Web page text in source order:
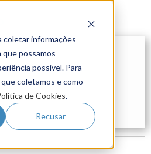
coletar informações
que possamos
possível. Para
coletamos e como
de Cookies.
Recusar